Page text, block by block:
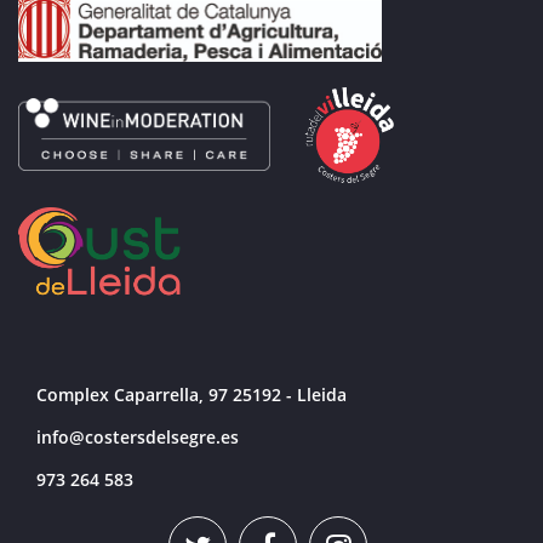
Complex Caparrella, 97 25192 - Lleida
info@costersdelsegre.es
973 264 583